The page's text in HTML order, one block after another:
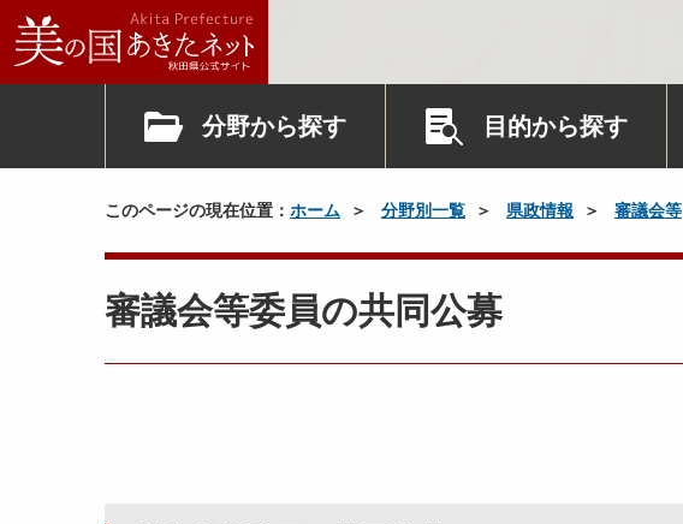
分野から探す 目的から探す
このページの現在位置： ホーム 分野別一覧 県政情報 審議会等
審議会等委員の共同公募